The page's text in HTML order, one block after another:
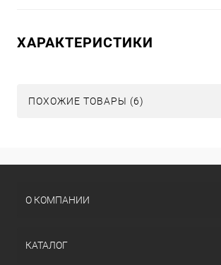
ХАРАКТЕРИСТИКИ
ПОХОЖИЕ ТОВАРЫ (6)
О КОМПАНИИ
КАТАЛОГ